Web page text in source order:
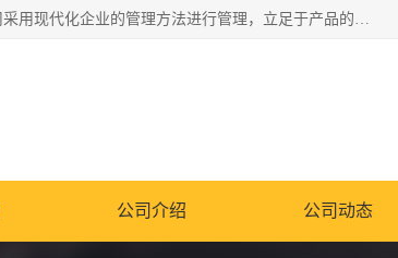
南通科达机床制造有限公司主要生产液压机、冲床、压力机等产品；本公司采用现代化企业的管理方法进行管理，立足于产品的质量管理，以优秀的品质、新颖的设计、合理的价格、完善的服务赢得广大客户的充分信赖和良好的口碑。领导层将运用科学管理方法及长期积累下来的经验和广泛领域吸取来新的技术不断调整产品结构，为市场提供精良的各类机械设备。企业将坚持与国内外各界朋友，真诚合作，共创辉煌。
公司介绍 公司动态